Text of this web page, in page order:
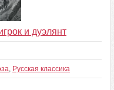
и дуэлянт
, Русская классика